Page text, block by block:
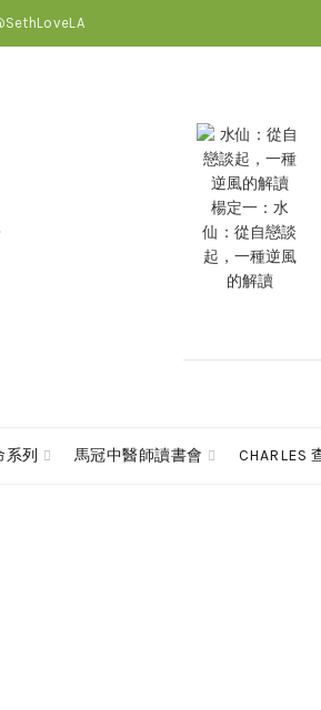
楊定一：水
仙：從自戀談
起，一種逆風
的解讀
系列 馬冠中醫師讀書會 CHARLES